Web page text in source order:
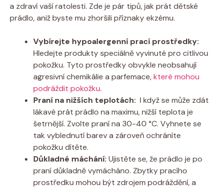
⁢a ⁢zdraví vaší ‌ratolesti. Zde⁣ je pár ‍tipů, jak prát dětské
prádlo, ‍aniž byste mu zhoršili ​příznaky ekzému.
Vybírejte hypoalergenní prací prostředky:
Hledejte ⁢produkty speciálně vyvinuté ‍pro citlivou
​pokožku. Tyto prostředky obvykle neobsahují‍
agresivní⁣ chemikálie a parfemace,které mohou
podráždit pokožku.
Praní na nižších teplotách: ‍ I když se⁣ může zdát
lákavé​ prát prádlo na maximu, nižší teplota ⁣je⁢
šetrnější. ⁣Zvolte ‌praní na⁤ 30-40 °C. Vyhnete se
‍tak vyblednutí barev a zároveň ochráníte
⁣pokožku ⁣dítěte.
Důkladné máchání: Ujistěte‍ se, že prádlo‍ je po
‍praní důkladně vymácháno. Zbytky pracího
prostředku mohou být zdrojem podráždění, a